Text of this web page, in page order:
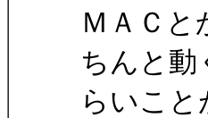
ＭＡＣ
ちんと動
らいこ